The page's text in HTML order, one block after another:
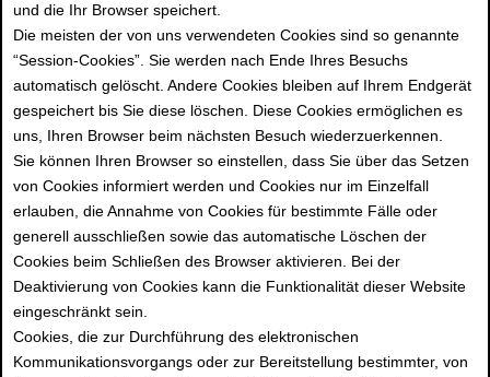
und die Ihr Browser speichert.
Die meisten der von uns verwendeten Cookies sind so genannte
“Session-Cookies”. Sie werden nach Ende Ihres Besuchs
automatisch gelöscht. Andere Cookies bleiben auf Ihrem Endgerät
gespeichert bis Sie diese löschen. Diese Cookies ermöglichen es
uns, Ihren Browser beim nächsten Besuch wiederzuerkennen.
Sie können Ihren Browser so einstellen, dass Sie über das Setzen
von Cookies informiert werden und Cookies nur im Einzelfall
erlauben, die Annahme von Cookies für bestimmte Fälle oder
generell ausschließen sowie das automatische Löschen der
Cookies beim Schließen des Browser aktivieren. Bei der
Deaktivierung von Cookies kann die Funktionalität dieser Website
eingeschränkt sein.
Cookies, die zur Durchführung des elektronischen
Kommunikationsvorgangs oder zur Bereitstellung bestimmter, von